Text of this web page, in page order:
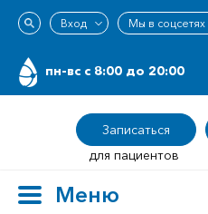
пн-вс c 8:00 до 20:00
Записаться
для пациентов
ToggleМеню